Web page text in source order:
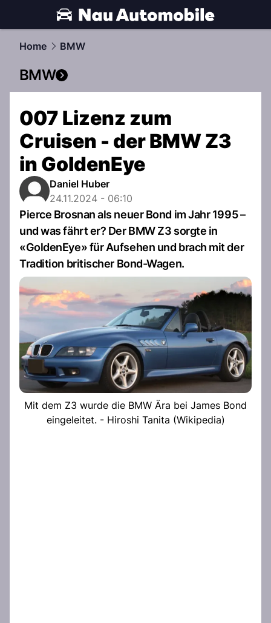
automobile.NAU.ch
Home BMW
BMW
007 Lizenz zum
Cruisen - der BMW Z3
in GoldenEye
Daniel Huber
24.11.2024 - 06:10
Pierce Brosnan als neuer Bond im Jahr 1995 –
und was fährt er? Der BMW Z3 sorgte in
«GoldenEye» für Aufsehen und brach mit der
Tradition britischer Bond-Wagen.
Mit dem Z3 wurde die BMW Ära bei James Bond
eingeleitet. - Hiroshi Tanita (Wikipedia)